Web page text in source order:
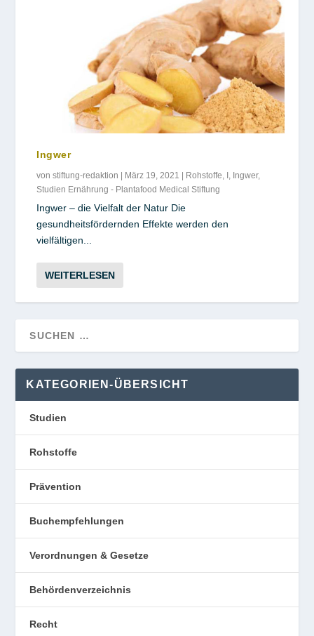
Ingwer
vonstiftung-redaktion | März 19, 2021 | Rohstoffe I Ingwer,
Studien Ernährung - Plantafood Medical Stiftung
Ingwer – die Vielfalt der Natur Die
gesundheitsfördernden Effekte werden den
vielfältigen...
WEITERLESEN
KATEGORIEN-ÜBERSICHT
Studien
Rohstoffe
Prävention
Buchempfehlungen
Verordnungen & Gesetze
Behördenverzeichnis
Recht